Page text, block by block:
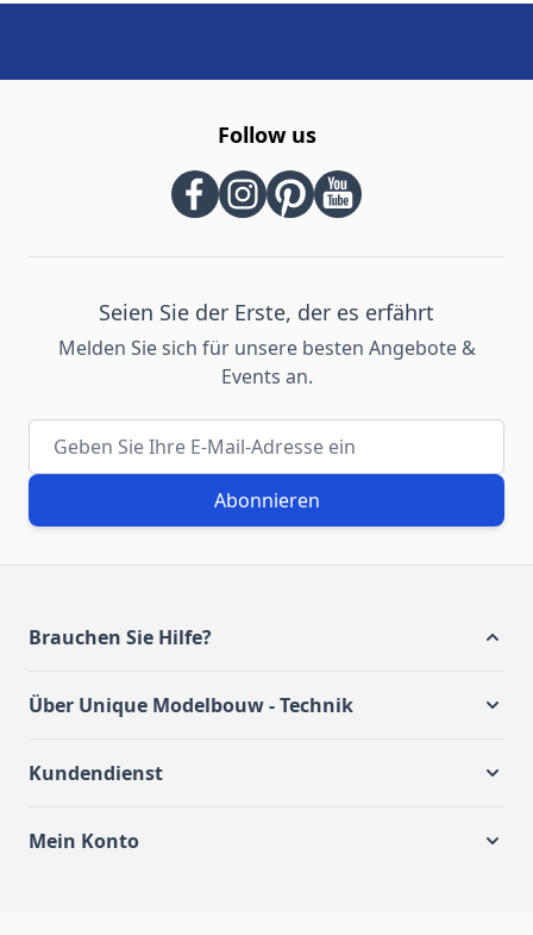
Follow us
Seien Sie der Erste, der es erfährt
Melden Sie sich für unsere besten Angebote &
Events an.
E-Mail-Adresse
Abonnieren
Brauchen Sie Hilfe?
Über Unique Modelbouw - Technik
Kundendienst
Mein Konto